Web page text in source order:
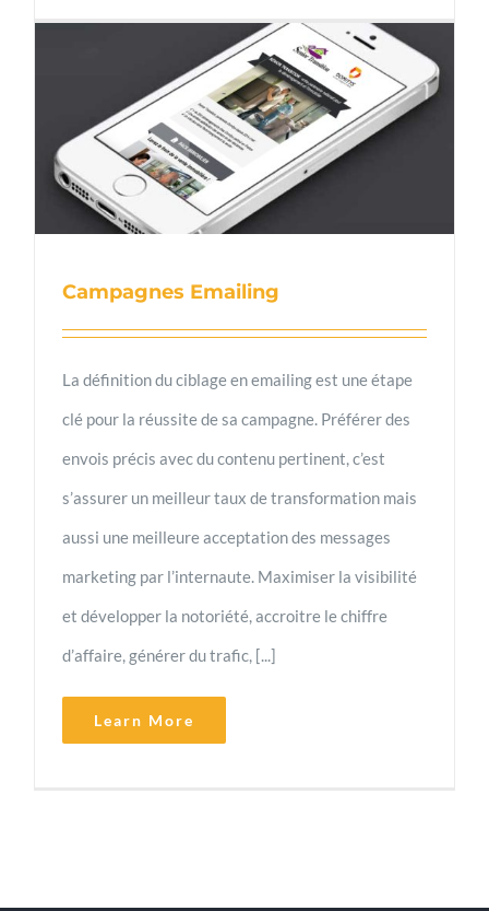
Campagnes Emailing
La définition du ciblage en emailing est une étape
clé pour la réussite de sa campagne. Préférer des
envois précis avec du contenu pertinent, c’est
s’assurer un meilleur taux de transformation mais
aussi une meilleure acceptation des messages
marketing par l’internaute. Maximiser la visibilité
et développer la notoriété, accroitre le chiffre
d’affaire, générer du trafic, [...]
Learn More